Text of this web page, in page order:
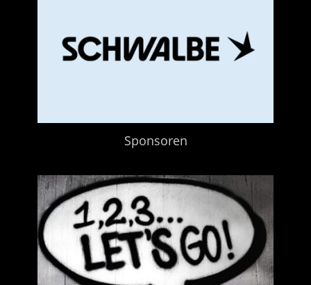
Sponsoren